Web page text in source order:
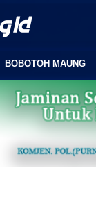
BOBOTOH MAUNG